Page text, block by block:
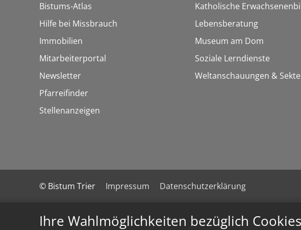
Ihre Wahlmöglichkeiten bezüglich Cookies
Bistums-Atlas
Hilfe bei Missbrauch
Immobilien
Mitarbeiterportal
Newsletter
Pfarreifinder
Stellenanzeigen
Katholische
Lebensberatung
Museum am Dom
Soziale Lerndienste
Weltanschauungen &
© Bistum Trier Impressum Datenschutzerklärung